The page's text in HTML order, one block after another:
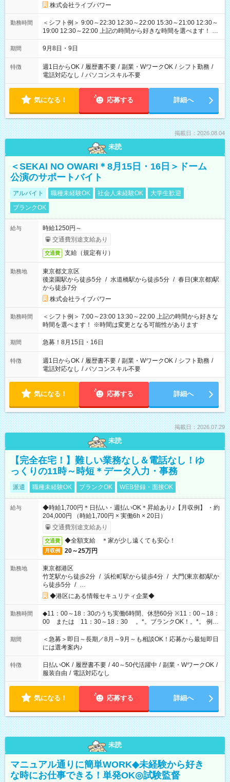
株式会社ライブパワー
勤務時間
＜シフト例＞ 9:00～22:30 12:30～22:00 15:30～21:00 12:30～
19:00 12:30～22:00 上記の時間から好きな時間を選べます！ ※
時間は変更となる可能性があります
期間 9月8日・9日
特徴 週1日からOK / 履歴書不要 / 副業・WワークOK / シフト勤務 /
電話対応なし / パソコンスキル不要
気になる！ 応募する 詳細へ
掲載日：2026.08.04
未読
＜SEKAI NO OWARI＊8月15日・16日＞ドーム
公演のサポートバイト
アルバイト 職種未経験OK 社会人未経験OK
大学生歓迎
ブランクOK
給与
時給1250円～
交通費別途支給あり
交通費 支給（規定有り）
勤務地
東京都文京区
後楽園駅から徒歩5分 / 水道橋駅から徒歩5分 / 春日(東京都)駅
から徒歩7分
株式会社ライブパワー
勤務時間
＜シフト例＞ 7:00～23:00 13:30～22:00 上記の時間から好きな
時間を選べます！ ※時間は変更となる可能性があります
期間 急募！8月15日・16日
特徴 週1日からOK / 履歴書不要 / 副業・WワークOK / シフト勤務 /
電話対応なし / パソコンスキル不要
気になる！ 応募する 詳細へ
掲載日：2026.07.29
未読
【完全在宅！】難しい業務なし＆電話なし！ゆ
っくりの11時～時短＊データ入力・事務
派遣 職種未経験OK ブランクOK WEB登録・面接OK
給与
◆時給1,700円＊日払い・週払いOK＊昇給あり♪【月収例】 ・約
204,000円 （時給1,700円 × 実働6h × 20日）
交通費別途支給あり
交通費 ◆全額支給 ＊家が少し遠くても安心！
月収例 20～25万円
勤務地
東京都港区
竹芝駅から徒歩2分 / 浜松町駅から徒歩4分 / 大門(東京都)駅か
ら徒歩5分 / …
◆港区にある情報セキュリティ企業◆
勤務時間
◆11：00～18：30のうち実働6時間、休憩60分 ※11：00～18：
00 または 11：30～18：30 。*。ブランクOK！。*。 例え
ば前職が、 在宅/財団法人/事務/コールセンター/受付/販売/カフェ
スタッフ スイーツ販売/ホテルフロント/化粧品販売/など 様々な
業界から入社して活躍されています♪
期間
＜急募＞即日～長期／8月～9月～も相談OK！応募から最短即日
には選考案内♪
特徴 日払いOK / 履歴書不要 / 40～50代活躍中 / 副業・WワークOK /
服装自由 / 電話対応なし
気になる！ 応募する 詳細へ
未読
マニュアル通りに簡単WORK◆未経験から好き
な時にお仕事できる！単発OK◎試験監督